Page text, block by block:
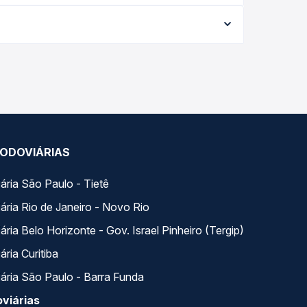
oferta para o seu roteiro.
São Paulo - Tietê
Rio de Janeiro - Novo Rio
Belo Horizonte - Gov. Israel Pinheiro (Tergip)
Curitiba
São Paulo - Barra Funda